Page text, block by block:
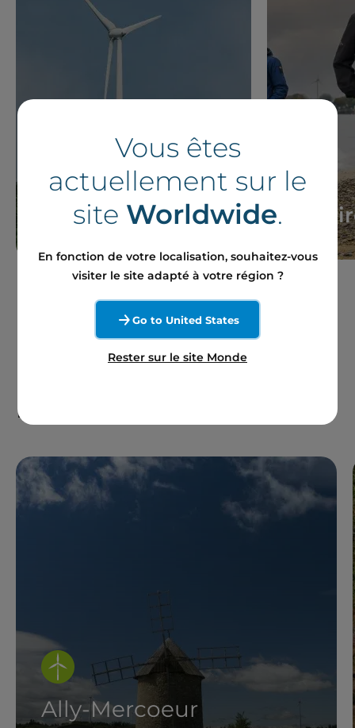
Actualités
Nos sites et projets en
France
Ally-Mercoeur
Vous êtes
actuellement sur le
site Worldwide.
En fonction de votre localisation, souhaitez-vous
visiter le site adapté à votre région ?
Go to United States
Rester sur le site Monde